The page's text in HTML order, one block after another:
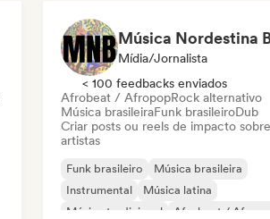
Mídia/Jornalista
< 100 feedbacks enviados
Afrobeat / AfropopRock alternativo
Música brasileiraFunk brasileiroDub
Criar posts ou reels de impacto sobre
artistas
Funk brasileiro
Música brasileira
Instrumental
Música latina
Música tradicional
Afrobeat /